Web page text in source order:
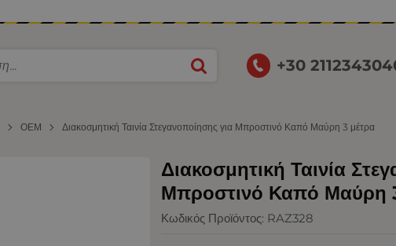
+30
ΟΕΜ Διακοσμητική Ταινία Στεγανοποίησης για Μπροστινό Καπό Μαύρη 3 μέτρα
Διακοσμητική Ταινία
Μπροστινό Καπό Μαύρη
Κωδικός Προϊόντος: RAZ328